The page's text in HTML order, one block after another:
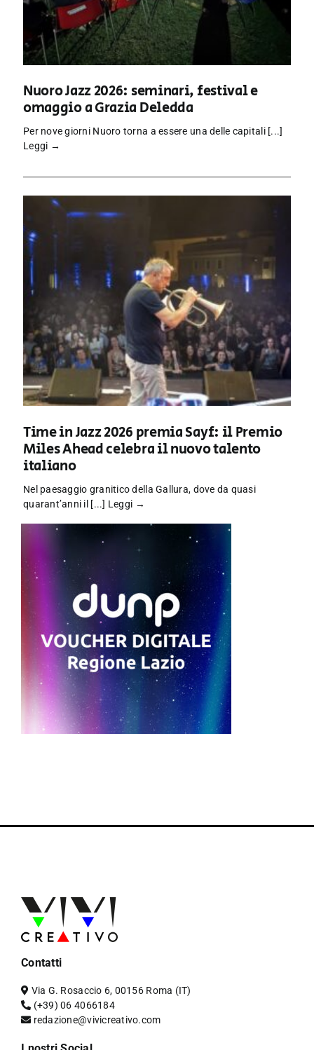
Nuoro Jazz 2026: seminari, festival e
omaggio a Grazia Deledda
Per nove giorni Nuoro torna a essere una delle capitali [...]
Leggi →
Time in Jazz 2026 premia Sayf: il Premio
Miles Ahead celebra il nuovo talento
italiano
Nel paesaggio granitico della Gallura, dove da quasi
quarant’anni il [...] Leggi →
Contatti
Via G. Rosaccio 6, 00156 Roma (IT)
(+39) 06 4066184
redazione@vivicreativo.com